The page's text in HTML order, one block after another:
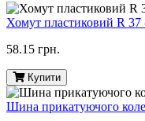
Хомут пластиковий R
58.15 грн.
Купити
Шина прикатуючого